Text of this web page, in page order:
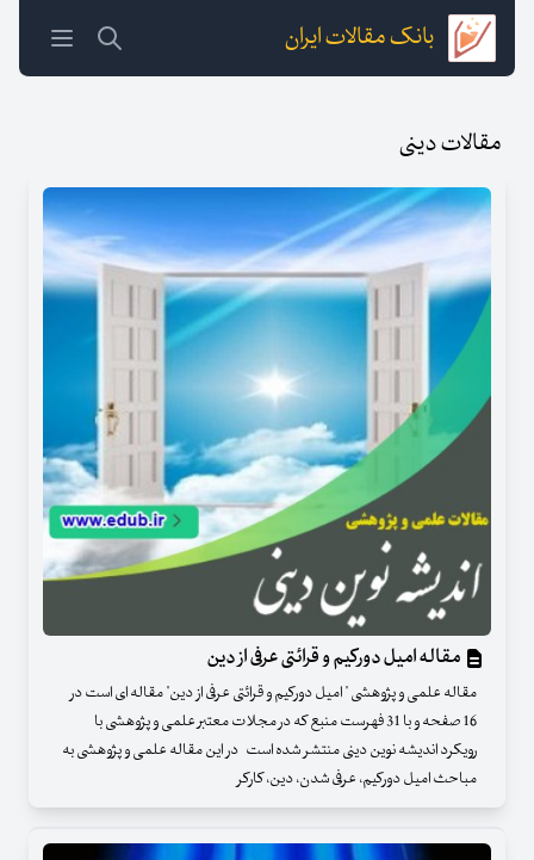
بانک مقالات ایران
مقالات دینی
مقاله امیل دورکیم و قرائتی عرفی از دین
مقاله علمی و پژوهشی " امیل دورکیم و قرائتی عرفی از دین" مقاله ای است در
16 صفحه و با 31 فهرست منبع که در مجلات معتبر علمی و پژوهشی با
رویکرد اندیشه نوین دینی منتشر شده است در این مقاله علمی و پژوهشی به
مباحث امیل دورکیم، عرفی شدن، دین، کارکر